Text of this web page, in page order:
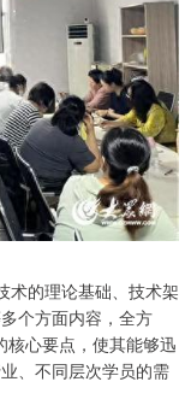
术的理论基础、技术架
个方面内容，全方
心要点，使其能够迅
、不同层次学员的需